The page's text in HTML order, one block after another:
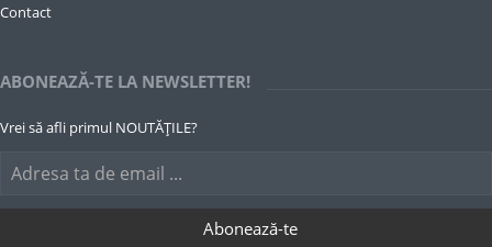
Contact
ABONEAZĂ-TE LA NEWSLETTER!
Vrei să afli primul NOUTĂȚILE?